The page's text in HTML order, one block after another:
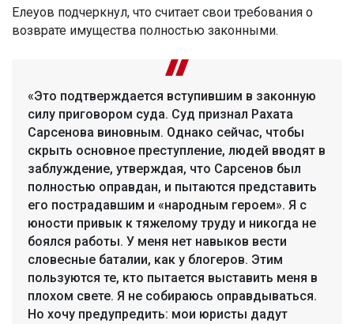
Елеуов подчеркнул, что считает свои требования о
возврате имущества полностью законными.
«Это подтверждается вступившим в законную
силу приговором суда. Суд признал Рахата
Сарсенова виновным. Однако сейчас, чтобы
скрыть основное преступление, людей вводят в
заблуждение, утверждая, что Сарсенов был
полностью оправдан, и пытаются представить
его пострадавшим и «народным героем». Я с
юности привык к тяжелому труду и никогда не
боялся работы. У меня нет навыков вести
словесные баталии, как у блогеров. Этим
пользуются те, кто пытается выставить меня в
плохом свете. Я не собираюсь оправдываться.
Но хочу предупредить: мои юристы дадут